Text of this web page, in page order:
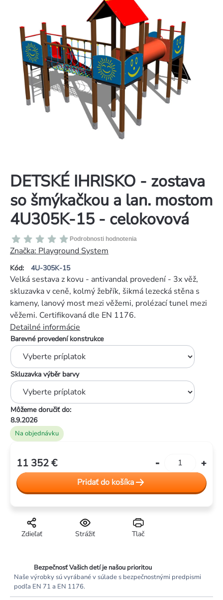
DETSKÉ IHRISKO - zostava
so šmýkačkou a lan. mostom
4U305K-15 - celokovová
Kód: 4U-305K-15
Priemerné
hodnotenie
produktu
je
0,0
z
hviezdičiek.
Podrobnosti hodnotenia
Značka: Playground System
Na objednávku
Barevné provedení konstrukce
Skluzavka výběr barvy
Môžeme doručiť do:
8.9.2026
Velká sestava z kovu - antivandal provedení - 3x věž,
skluzavka v ceně, kolmý žebřík, šikmá lezecká stěna s
kameny, lanový most mezi věžemi, prolézací tunel mezi
věžemi. Certifikovaná dle EN 1176.
Detailné informácie
Tlač
Strážiť
Zdieľať
11 352 €
cena:Pridať do košíka
Bezpečnosť Vašich detí je našou prioritou
Naše výrobky sú vyrábané v súlade s bezpečnostnými predpismi
podľa EN 71 a EN 1176.